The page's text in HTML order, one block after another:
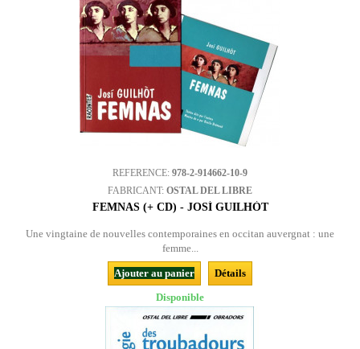
REFERENCE: 978-2-914662-10-9
FABRICANT: OSTAL DEL LIBRE
FEMNAS (+ CD) - JOSÍ GUILHÒT
Une vingtaine de nouvelles contemporaines en occitan auvergnat : une
femme...
Ajouter au panier
Détails
Disponible